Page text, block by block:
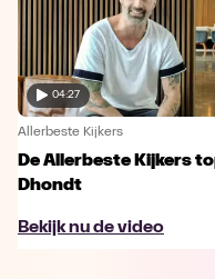
04:27
Allerbeste Kijkers
De Allerbeste Kijkers
Dhondt
Bekijk nu de video